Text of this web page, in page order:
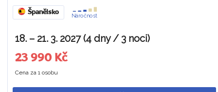
Španělsko
Náročnost
18. – 21. 3. 2027 (4 dny / 3 noci)
23 990 Kč
Cena za 1 osobu